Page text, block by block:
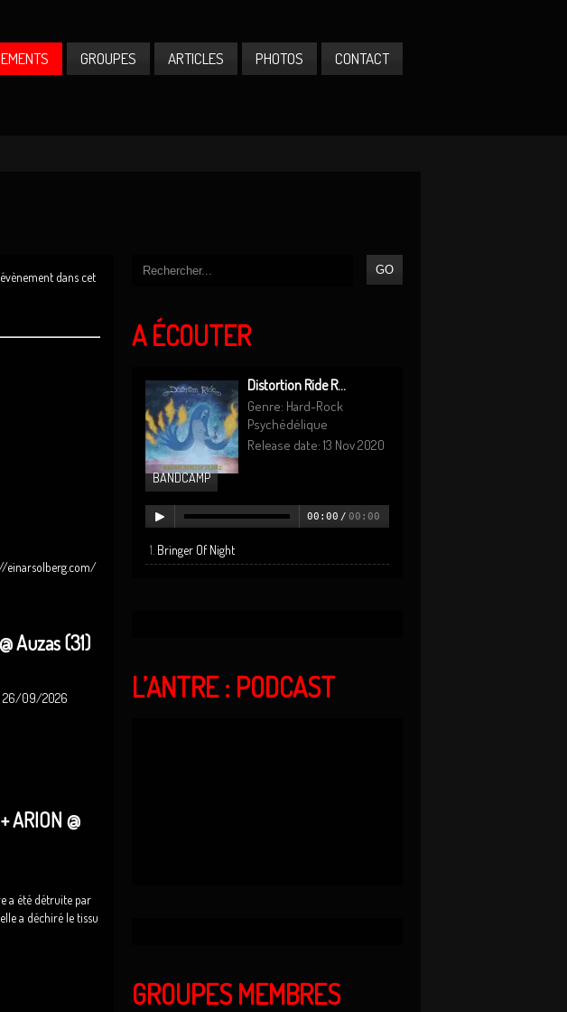
GROUPES ARTICLES PHOTOS CONTACT
dans cet
einarsolberg.com/
Auzas (31)
26/09/2026
ARION @
a été détruite par
a déchiré le tissu
A ÉCOUTER
Distortion Ride R...
Genre: Hard-Rock
Psychédélique
Release date: 13 Nov 2020
BANDCAMP
00:00 / 00:00
Bringer Of Night
L’ANTRE : PODCAST
GROUPES MEMBRES